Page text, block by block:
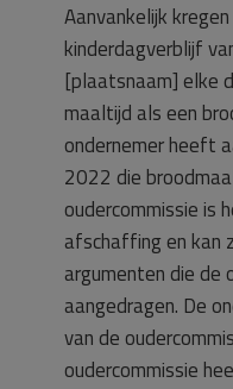
Aanvankelijk
kinderdagverblijf
[plaatsnaam] elke
maaltijd als een
ondernemer heeft
2022 die
oudercommissie is
afschaffing en kan
argumenten die de
aangedragen. De
van de
oudercommissie